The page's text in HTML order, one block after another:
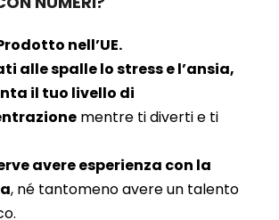
nell’UE.
alle spalle lo stress e l’ansia,
il tuo livello di
mentre ti diverti e ti
avere esperienza con la
, né tantomeno avere un talento